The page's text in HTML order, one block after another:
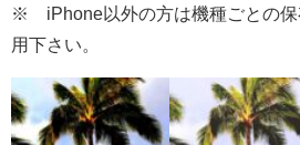
※ iPhone以外の方は機種ごとの保
用下さい。